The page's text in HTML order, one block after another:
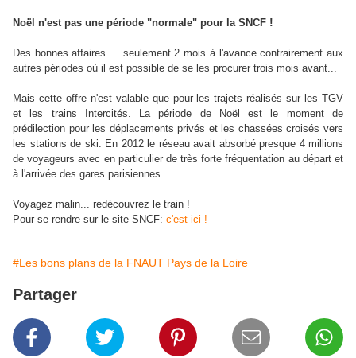
Noël n'est pas une période "normale" pour la SNCF !
Des bonnes affaires ... seulement 2 mois à l'avance contrairement aux
autres périodes où il est possible de se les procurer trois mois avant...
Mais cette offre n'est valable que pour les trajets réalisés sur les TGV
et les trains Intercités. La période de Noël est le moment de
prédilection pour les déplacements privés et les chassées croisés vers
les stations de ski. En 2012 le réseau avait absorbé presque 4 millions
de voyageurs avec en particulier de très forte fréquentation au départ et
à l'arrivée des gares parisiennes
Voyagez malin... redécouvrez le train !
Pour se rendre sur le site SNCF: c'est ici !
#Les bons plans de la FNAUT Pays de la Loire
Partager